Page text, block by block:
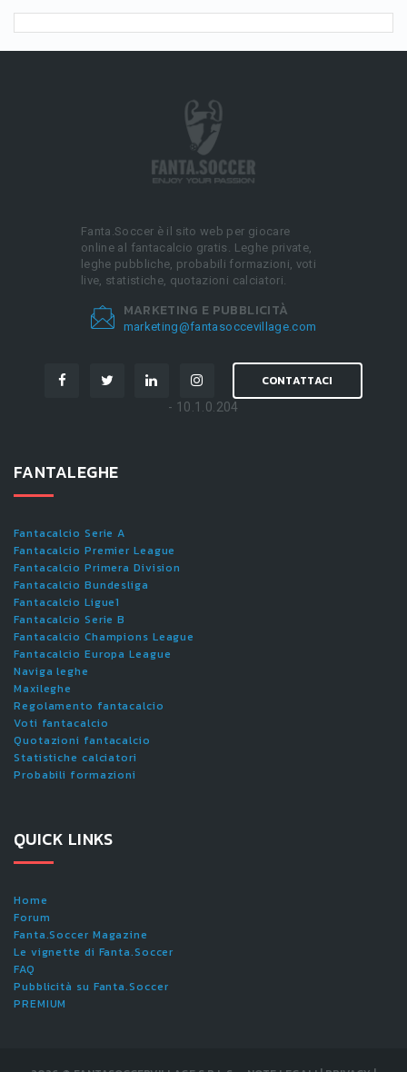
Fanta.Soccer è il sito web per giocare
online al fantacalcio gratis. Leghe private,
leghe pubbliche, probabili formazioni, voti
live, statistiche, quotazioni calciatori.
MARKETING E PUBBLICITÀ
marketing@fantasoccevillage.com
CONTATTACI
- 10.1.0.204
FANTALEGHE
Fantacalcio Serie A
Fantacalcio Premier League
Fantacalcio Primera Division
Fantacalcio Bundesliga
Fantacalcio Ligue1
Fantacalcio Serie B
Fantacalcio Champions League
Fantacalcio Europa League
Naviga leghe
Maxileghe
Regolamento fantacalcio
Voti fantacalcio
Quotazioni fantacalcio
Statistiche calciatori
Probabili formazioni
QUICK LINKS
Home
Forum
Fanta.Soccer Magazine
Le vignette di Fanta.Soccer
FAQ
Pubblicità su Fanta.Soccer
PREMIUM